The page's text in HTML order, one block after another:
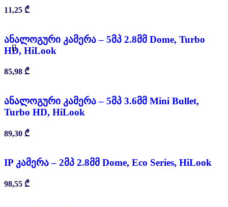
11,25 ₾
ანალოგური კამერა – 5მპ 2.8მმ Dome, Turbo
HD, HiLook
85,98 ₾
ანალოგური კამერა – 5მპ 3.6მმ Mini Bullet,
Turbo HD, HiLook
89,30 ₾
IP კამერა – 2მპ 2.8მმ Dome, Eco Series, HiLook
98,55 ₾